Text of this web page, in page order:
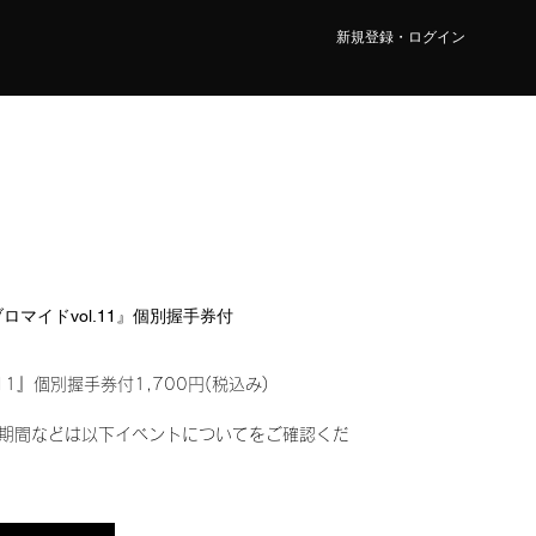
新規登録・ログイン
マイドvol.11』個別握手券付
』個別握手券付1,700円(税込み)
間などは以下イベントについてをご確認くだ